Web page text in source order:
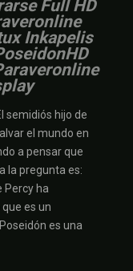
Full HD
Inkapelis
semidiós hijo de
el mundo en
a pensar que
la pregunta es:
Percy ha
es un
es una